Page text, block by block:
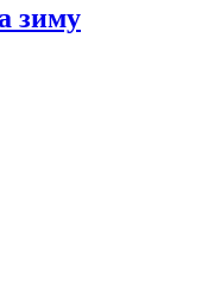
зиму